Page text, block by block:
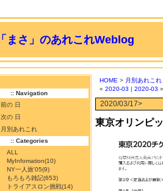
「まさ」のあれこれWeblog
:: Navigation
前の 日
次の 日
月別あれこれ
:: Categories
ALL
MyInfomation(10)
NY一人旅'05(9)
もろもろ雑記(653)
トライアスロン挑戦(14)
HOME > 月別あれこれ
« 2020-03 | 2020-03 »
2020/03/17>
東京オリンピ